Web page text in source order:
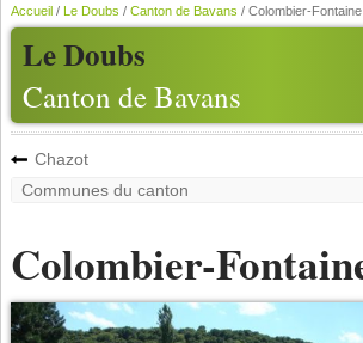
Le Doubs
Canton de Bavans
Accueil/ Le Doubs / Canton de Bavans / Colombier-Fontaine
Chazot
Colombier-